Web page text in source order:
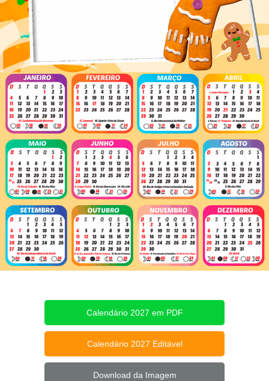
Calendário 2027 em PDF
Calendário 2027 Editável
Download da Imagem